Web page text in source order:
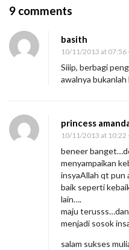
9 comments
T
k
k
u
p
B
e
r
b
basith
10/11/2013 at 07:56
Siiip, berbagi
awalnya bukanlah
princess
10/11/2013 at 10:22
beneer
menyampaikan
insyaAllah qt pun
baik seperti
lain….
maju
menjadi sosok
salam sukses